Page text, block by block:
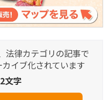
法律カテゴリの記事で
イブ化されています
文字